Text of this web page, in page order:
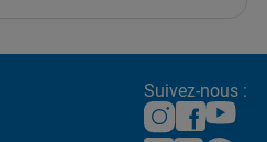
Suivez-nous :